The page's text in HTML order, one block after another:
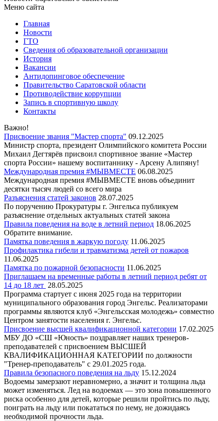
Меню сайта
Главная
Новости
ГТО
Сведения об образовательной организации
История
Вакансии
Антидопинговое обеспечение
Правительство Саратовской области
Противодействие коррупции
Запись в спортивную школу
Контакты
Важно!
Присвоение звания "Мастер спорта" 09.12.2025
Министр спорта, президент Олимпийского комитета России
Михаил Дегтярёв присвоил спортивное звание «Мастер
спорта России» нашему воспитаннику - Арсену Алипяну!
Международная премия #МЫВМЕСТЕ 06.08.2025
Международная премия #МЫВМЕСТЕ вновь объединит
десятки тысяч людей со всего мира
Разъяснения статей законов 28.07.2025
По поручению Прокуратуры г. Энгельса публикуем
разъяснение отдельных актуальных статей закона
Правила поведения на воде в летний период 18.06.2025
Обратите внимание.
Памятка поведения в жаркую погоду 11.06.2025
Профилактика гибели и травматизма детей от пожаров
11.06.2025
Памятка по пожарной безопасности 11.06.2025
Приглашаем на временные работы в летний период ребят от
14 до 18 лет 28.05.2025
Программа стартует с июня 2025 года на территории
муниципального образования город Энгельс. Реализаторами
программы являются клуб «Энгельсская молодежь» совместно
Центром занятости населения г. Энгельс.
Присвоение высшей квалификационной категории 17.02.2025
МБУ ДО «СШ «Юность» поздравляет наших тренеров-
преподавателей с присвоением ВЫСШЕЙ
КВАЛИФИКАЦИОННАЯ КАТЕГОРИИ по должности
"Тренер-преподаватель" с 29.01.2025 года.
Правила безопасного поведения на льду 15.12.2024
Водоемы замерзают неравномерно, а значит и толщина льда
может изменяться. Лед на водоемах — это зона повышенного
риска особенно для детей, которые решили пройтись по льду,
поиграть на льду или покататься по нему, не дожидаясь
необходимой прочности льда.